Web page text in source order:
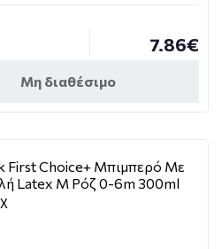
7.86€
Μη διαθέσιμο
First Choice+ Μπιμπερό Με
Latex M Ρόζ 0-6m 300ml